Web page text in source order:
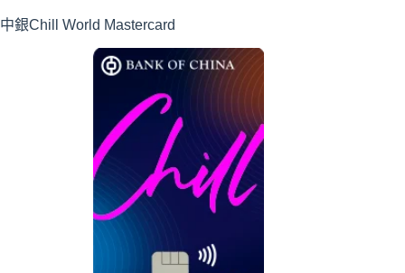
中銀Chill World Mastercard